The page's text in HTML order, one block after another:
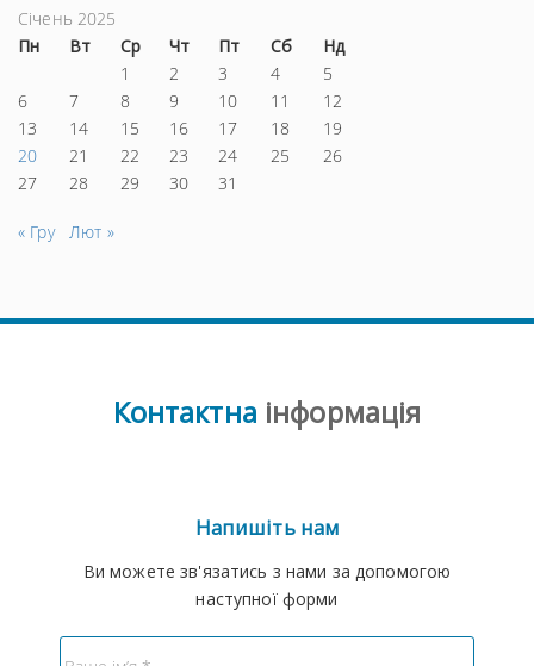
Січень 2025
Пн
Вт Ср Чт Пт Сб
Нд
1
2 3 4
5
6
7 8 9 10 11
12
13
14 15 16 17 18
19
20
21 22 23 24 25
26
27
28 29 30 31
« Гру Лют »
Контактна інформація
Напишіть нам
Ви можете зв'язатись з нами за допомогою
наступної форми